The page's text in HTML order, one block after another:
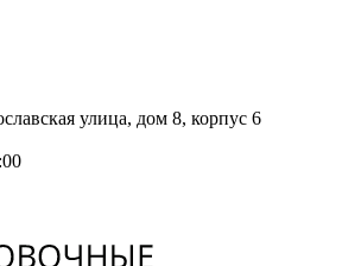
улица, дом 8, корпус 6